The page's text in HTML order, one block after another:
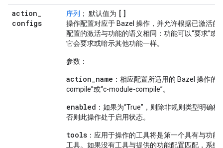
action_
configs
序列 ； 默认值为 []
操作配置对应于 Bazel 操作，并允许根据已激活的
配置的激活与功能的语义相同：功能可以“要求”或“
它会要求或暗示其他功能一样。
参数：
action_name ：相应配置所适用的 Bazel 操作的
compile”或“c-module-compile”。
enabled ：如果为“True”，则除非规则类型明确
否则此操作处于启用状态。
tools ：应用于操作的工具将是第一个具有与功
工具。如果没有工具与提供的功能配置匹配，系统